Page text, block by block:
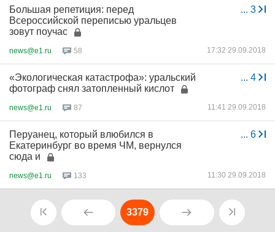
... 3
Большая репетиция: перед
Всероссийской переписью уральцев
зовут поучас
news@e1.ru 58 17:32 29.09.2018
... 4
«Экологическая катастрофа»: уральский
фотограф снял затопленный кислот
news@e1.ru 87 11:41 29.09.2018
... 6
Перуанец, который влюбился в
Екатеринбург во время ЧМ, вернулся
сюда и
news@e1.ru 133 11:30 29.09.2018
3379